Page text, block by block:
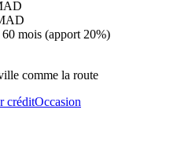
mois (apport 20%)
comme la route
créditOccasion